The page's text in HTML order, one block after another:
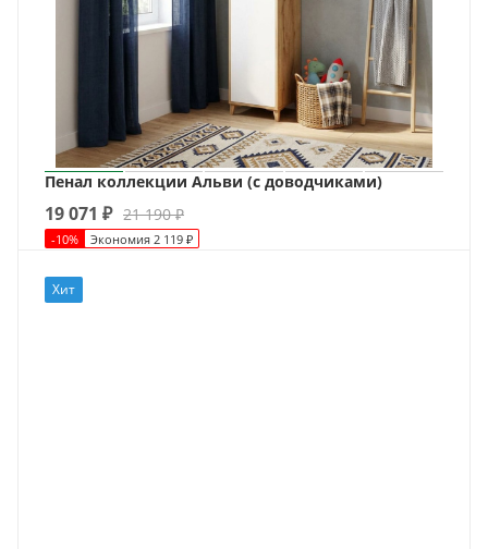
Пенал коллекции Альви (с доводчиками)
19 071 ₽ 21 190₽
-10% Экономия 2 119 ₽
Хит